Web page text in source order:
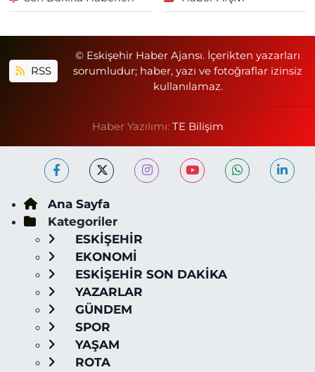
RSS
© Eskişehir Haber Ajansı. İçerikten yazarları
sorumludur; haber, yazı ve fotoğraflar izinsiz
kullanılamaz.
Haber Yazılımı: TE Bilişim
Ana Sayfa
Kategoriler
ESKİŞEHİR
EKONOMİ
ESKİŞEHİR SON DAKİKA
YAZARLAR
GÜNDEM
SPOR
YAŞAM
ROTA